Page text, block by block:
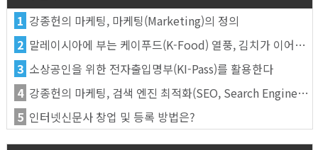
1 강종헌의 마케팅, 마케팅(Marketing)의 정의
2 말레이시아에 부는 케이푸드(K-Food) 열풍, 김치가 이어간다
3 소상공인을 위한 전자출입명부(KI-Pass)를 활용한다
4 강종헌의 마케팅, 검색 엔진 최적화(SEO, Search Engine Optimization)란
5 인터넷신문사 창업 및 등록 방법은?